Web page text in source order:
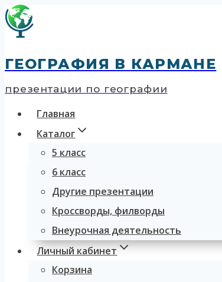
Перейти
ГЕОГРАФИЯ В КАРМАНЕ
презентации по географии
Главная
Каталог
5 класс
6 класс
Другие презентации
Кроссворды, филворды
Внеурочная деятельность
Личный кабинет
Корзина